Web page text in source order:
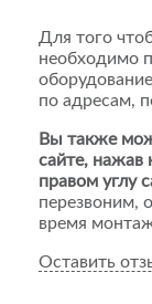
Для того
необходимо
по адресам,
Вы также
сайте, нажав
правом углу
перезвоним,
время
Оставить